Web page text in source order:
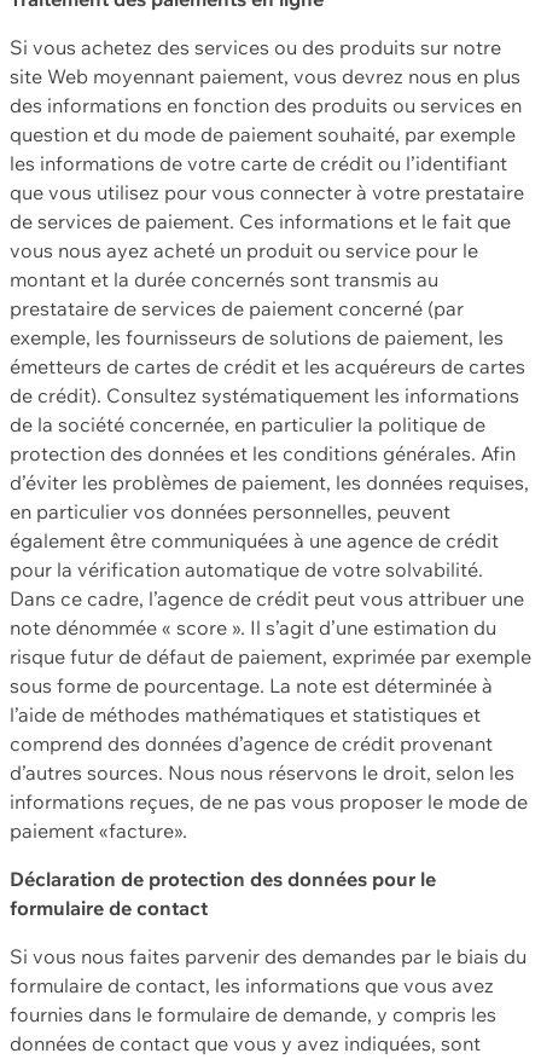
Si vous achetez des services ou des produits sur notre
site Web moyennant paiement, vous devrez nous en plus
des informations en fonction des produits ou services en
question et du mode de paiement souhaité, par exemple
les informations de votre carte de crédit ou l’identifiant
que vous utilisez pour vous connecter à votre prestataire
de services de paiement. Ces informations et le fait que
vous nous ayez acheté un produit ou service pour le
montant et la durée concernés sont transmis au
prestataire de services de paiement concerné (par
exemple, les fournisseurs de solutions de paiement, les
émetteurs de cartes de crédit et les acquéreurs de cartes
de crédit). Consultez systématiquement les informations
de la société concernée, en particulier la politique de
protection des données et les conditions générales. Afin
d’éviter les problèmes de paiement, les données requises,
en particulier vos données personnelles, peuvent
également être communiquées à une agence de crédit
pour la vérification automatique de votre solvabilité.
Dans ce cadre, l’agence de crédit peut vous attribuer une
note dénommée « score ». Il s’agit d’une estimation du
risque futur de défaut de paiement, exprimée par exemple
sous forme de pourcentage. La note est déterminée à
l’aide de méthodes mathématiques et statistiques et
comprend des données d’agence de crédit provenant
d’autres sources. Nous nous réservons le droit, selon les
informations reçues, de ne pas vous proposer le mode de
paiement «facture».
Déclaration de protection des données pour le
formulaire de contact
Si vous nous faites parvenir des demandes par le biais du
formulaire de contact, les informations que vous avez
fournies dans le formulaire de demande, y compris les
données de contact que vous y avez indiquées, sont